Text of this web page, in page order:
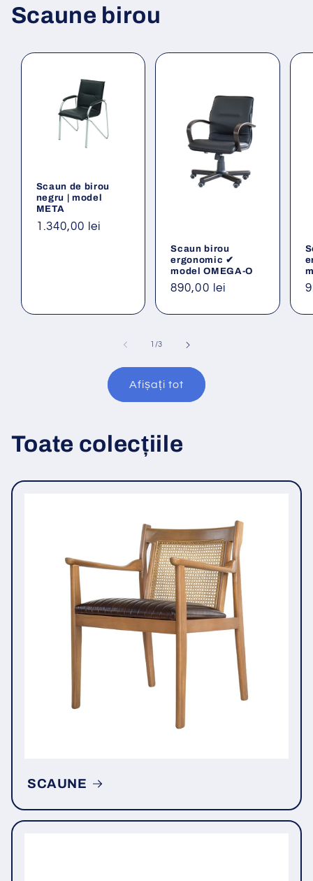
Scaune birou
Scaun de birou
negru | model
META
Preț
1.340,00 lei
Scaun birou
ergonomic ✔
model OMEGA-O
Preț
890,00 lei
/din
3
Afișați tot
Toate colecțiile
SCAUNE